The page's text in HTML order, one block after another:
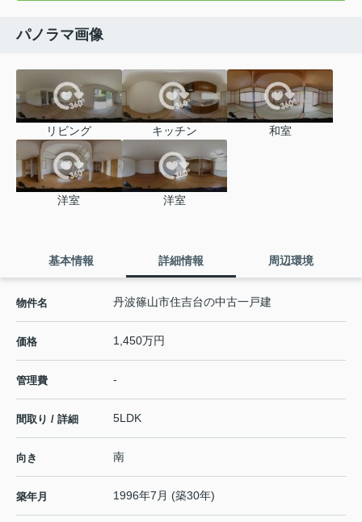
パノラマ画像
リビング キッチン 和室
洋室 洋室
基本情報 詳細情報 周辺環境
物件名 丹波篠山市住吉台の中古一戸建
価格 1,450万円
管理費 -
間取り / 詳細 5LDK
向き 南
築年月 1996年7月 (築30年)